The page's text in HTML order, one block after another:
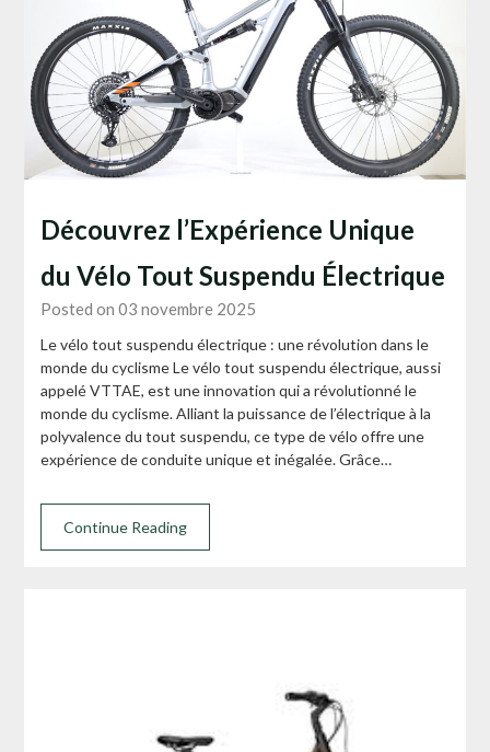
Découvrez l’Expérience Unique
du Vélo Tout Suspendu Électrique
Posted on 03 novembre 2025
Le vélo tout suspendu électrique : une révolution dans le
monde du cyclisme Le vélo tout suspendu électrique, aussi
appelé VTTAE, est une innovation qui a révolutionné le
monde du cyclisme. Alliant la puissance de l’électrique à la
polyvalence du tout suspendu, ce type de vélo offre une
expérience de conduite unique et inégalée. Grâce…
Continue Reading